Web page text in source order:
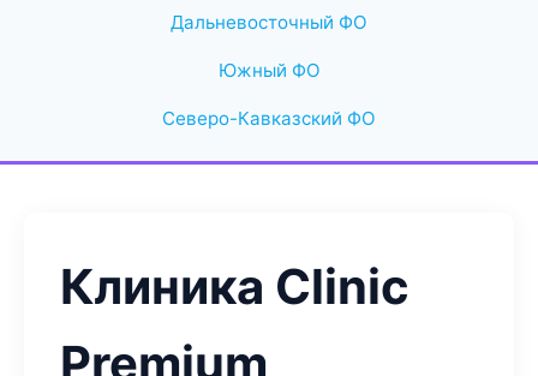
Дальневосточный ФО
Южный ФО
Северо-Кавказский ФО
Клиника Clinic
Premium